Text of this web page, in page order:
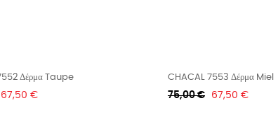
Δέρμα Taupe
Τιμή
67,50 €
CHACAL 7553 Δέρμα Miel
Κανονική
75,00 € Τιμή
67,50 €